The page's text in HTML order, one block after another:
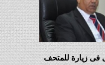
فى زيارة للمتحف